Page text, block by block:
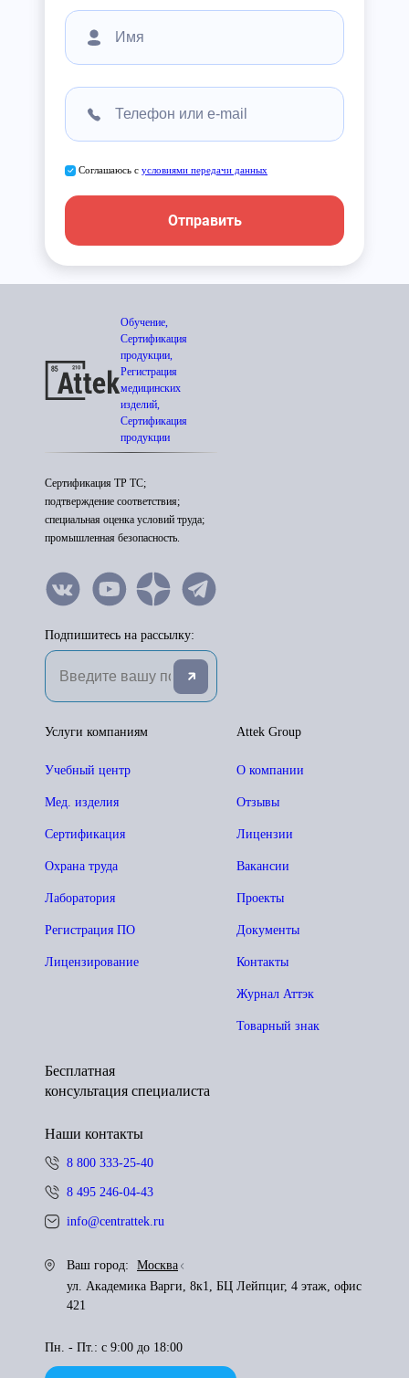
Соглашаюсь с условиями передачи данных
Отправить
Обучение,
Сертификация
продукции,
Регистрация
медицинских
изделий,
Сертификация
продукции
Сертификация ТР ТС;
подтверждение соответствия;
специальная оценка условий труда;
промышленная безопасность.
Подпишитесь на рассылку:
Attek Group
О компании
Отзывы
Лицензии
Вакансии
Проекты
Документы
Контакты
Журнал Аттэк
Товарный знак
Услуги компаниям
Учебный центр
Мед. изделия
Сертификация
Охрана труда
Лаборатория
Регистрация ПО
Лицензирование
Бесплатная
консультация специалиста
Наши контакты
8 800 333-25-40
8 495 246-04-43
info@centrattek.ru
Ваш город:
Москва
ул. Академика Варги, 8к1, БЦ Лейпциг, 4 этаж, офис
421
Пн. - Пт.: с 9:00 до 18:00